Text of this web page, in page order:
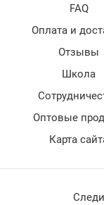
FAQ
Оплата и
Отзывы
Школа
Оптовые
Карта